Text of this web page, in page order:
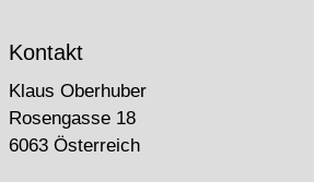
Kontakt
Klaus Oberhuber
Rosengasse 18
6063 Österreich